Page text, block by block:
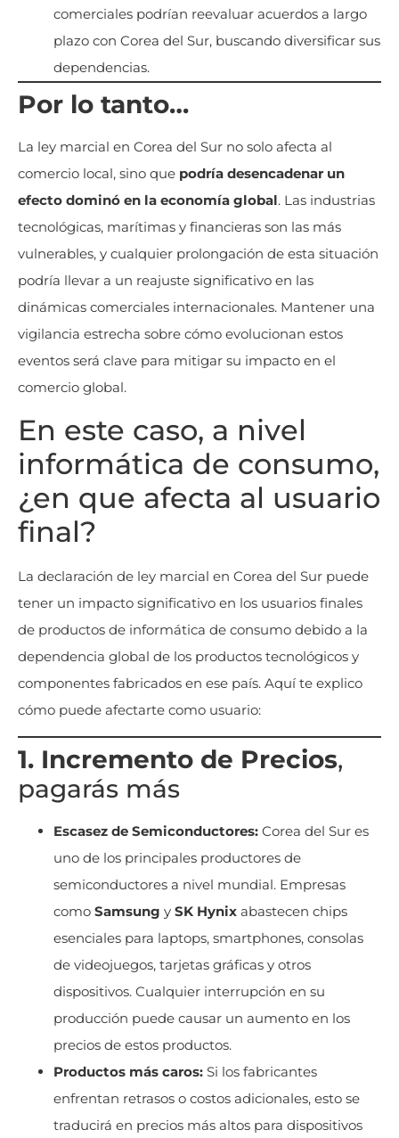
comerciales podrían reevaluar acuerdos a largo
plazo con Corea del Sur, buscando diversificar sus
dependencias.
Por lo tanto…
La ley marcial en Corea del Sur no solo afecta al
comercio local, sino que podría desencadenar un
efecto dominó en la economía global. Las industrias
tecnológicas, marítimas y financieras son las más
vulnerables, y cualquier prolongación de esta situación
podría llevar a un reajuste significativo en las
dinámicas comerciales internacionales. Mantener una
vigilancia estrecha sobre cómo evolucionan estos
eventos será clave para mitigar su impacto en el
comercio global.
En este caso, a nivel
informática de consumo,
¿en que afecta al usuario
final?
La declaración de ley marcial en Corea del Sur puede
tener un impacto significativo en los usuarios finales
de productos de informática de consumo debido a la
dependencia global de los productos tecnológicos y
componentes fabricados en ese país. Aquí te explico
cómo puede afectarte como usuario:
1. Incremento de Precios,
pagarás más
Escasez de Semiconductores: Corea del Sur es
uno de los principales productores de
semiconductores a nivel mundial. Empresas
como Samsung y SK Hynix abastecen chips
esenciales para laptops, smartphones, consolas
de videojuegos, tarjetas gráficas y otros
dispositivos. Cualquier interrupción en su
producción puede causar un aumento en los
precios de estos productos.
Productos más caros: Si los fabricantes
enfrentan retrasos o costos adicionales, esto se
traducirá en precios más altos para dispositivos